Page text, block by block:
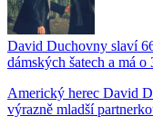
David Duchovny slaví
dámských šatech a má
Americký herec David
výrazně mladší